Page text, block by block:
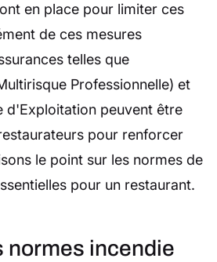
en place pour limiter ces
de ces mesures
telles que
Professionnelle) et
d'Exploitation peuvent être
pour renforcer
le point sur les normes de
pour un restaurant.
normes incendie